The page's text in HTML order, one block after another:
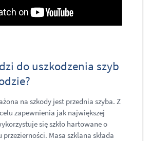
do uszkodzenia szyb
na szkody jest przednia szyba. Z
zapewnienia jak największej
się szkło hartowane o
Masa szklana składa